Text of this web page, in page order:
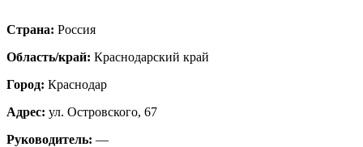
Страна: Россия
Область/край: Краснодарский край
Город: Краснодар
Адрес: ул. Островского, 67
Руководитель: —